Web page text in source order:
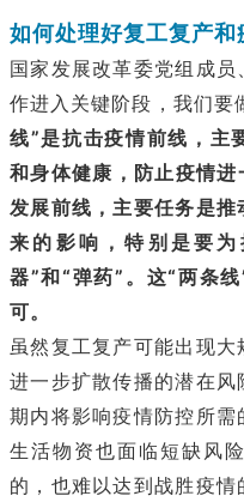
如何处理好复工复产和
国家发展改革委党组成
作进入关键阶段，我们要
线”是抗击疫情前线，主
和身体健康，防止疫情进
发展前线，主要任务是
来的影响，特别是要
器”和“弹药”。这“两条
可。
虽然复工复产可能出现
进一步扩散传播的潜在
期内将影响疫情防控所
生活物资也面临短缺风
的，也难以达到战胜疫